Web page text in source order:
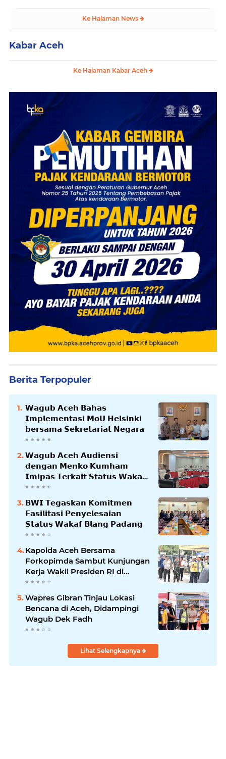
Ke Halaman News
Kabar Aceh
Ke Halaman Kabar Aceh
Berita Terpopuler
𝗪𝗮𝗴𝘂𝗯 𝗔𝗰𝗲𝗵 𝗕𝗮𝗵𝗮𝘀
𝗜𝗺𝗽𝗹𝗲𝗺𝗲𝗻𝘁𝗮𝘀𝗶 𝗠𝗼𝗨 𝗛𝗲𝗹𝘀𝗶𝗻𝗸𝗶
𝗯𝗲𝗿𝘀𝗮𝗺𝗮 𝗦𝗲𝗸𝗿𝗲𝘁𝗮𝗿𝗶𝗮𝘁 𝗡𝗲𝗴𝗮𝗿𝗮
𝗪𝗮𝗴𝘂𝗯 𝗔𝗰𝗲𝗵 𝗔𝘂𝗱𝗶𝗲𝗻𝘀𝗶
𝗱𝗲𝗻𝗴𝗮𝗻 𝗠𝗲𝗻𝗸𝗼 𝗞𝘂𝗺𝗵𝗮𝗺
𝗜𝗺𝗶𝗽𝗮𝘀 𝗧𝗲𝗿𝗸𝗮𝗶𝘁 𝗦𝘁𝗮𝘁𝘂𝘀 𝗪𝗮𝗸𝗮𝗳
𝗕𝗹𝗮𝗻𝗴𝗽𝗮𝗱𝗮𝗻𝗴
𝗕𝗪𝗜 𝗧𝗲𝗴𝗮𝘀𝗸𝗮𝗻 𝗞𝗼𝗺𝗶𝘁𝗺𝗲𝗻
𝗙𝗮𝘀𝗶𝗹𝗶𝘁𝗮𝘀𝗶 𝗣𝗲𝗻𝘆𝗲𝗹𝗲𝘀𝗮𝗶𝗮𝗻
𝗦𝘁𝗮𝘁𝘂𝘀 𝗪𝗮𝗸𝗮𝗳 𝗕𝗹𝗮𝗻𝗴 𝗣𝗮𝗱𝗮𝗻𝗴
Kapolda Aceh Bersama
Forkopimda Sambut Kunjungan
Kerja Wakil Presiden RI di
Kabupaten Bireuen
Wapres Gibran Tinjau Lokasi
Bencana di Aceh, Didampingi
Wagub Dek Fadh
Lihat Selengkapnya